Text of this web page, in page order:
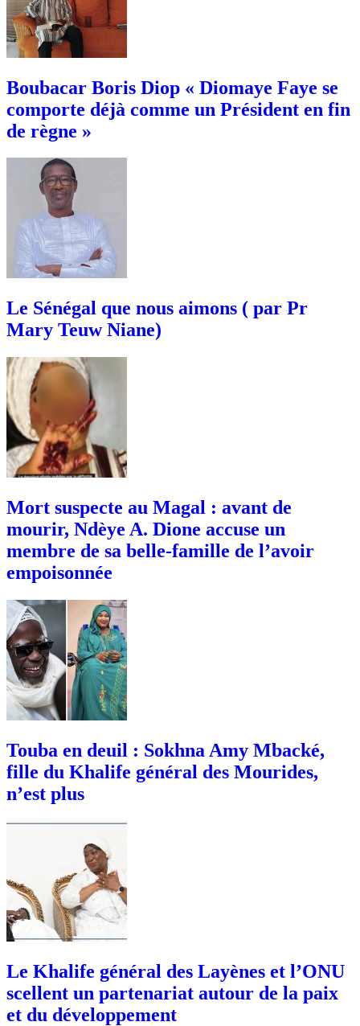
Boubacar Boris Diop « Diomaye Faye se
comporte déjà comme un Président en fin
de règne »
Le Sénégal que nous aimons ( par Pr
Mary Teuw Niane)
Mort suspecte au Magal : avant de
mourir, Ndèye A. Dione accuse un
membre de sa belle-famille de l’avoir
empoisonnée
Touba en deuil : Sokhna Amy Mbacké,
fille du Khalife général des Mourides,
n’est plus
Le Khalife général des Layènes et l’ONU
scellent un partenariat autour de la paix
et du développement